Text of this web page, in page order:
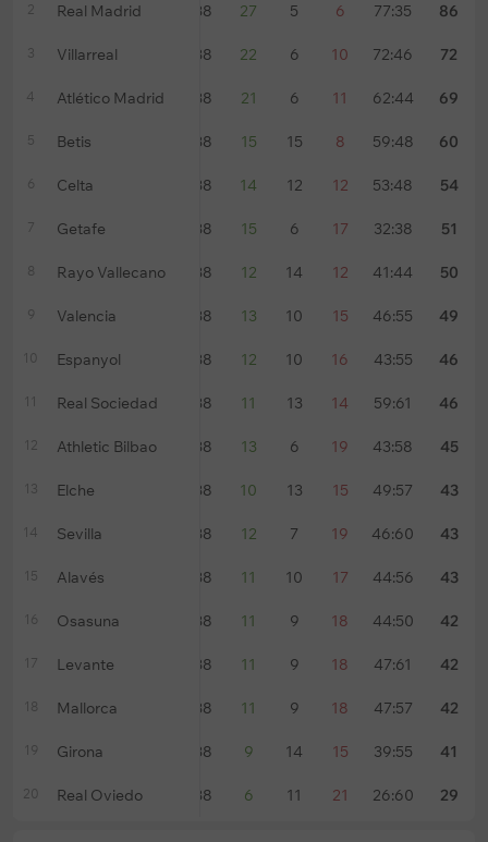
2 Real Madrid 38 27 5 6 77:35 86
3 Villarreal 38 22 6 10 72:46 72
4 Atlético Madrid 38 21 6 11 62:44 69
5 Betis 38 15 15 8 59:48 60
6 Celta 38 14 12 12 53:48 54
7 Getafe 38 15 6 17 32:38 51
8 Rayo Vallecano 38 12 14 12 41:44 50
9 Valencia 38 13 10 15 46:55 49
10 Espanyol 38 12 10 16 43:55 46
11 Real Sociedad 38 11 13 14 59:61 46
12 Athletic Bilbao 38 13 6 19 43:58 45
13 Elche 38 10 13 15 49:57 43
14 Sevilla 38 12 7 19 46:60 43
15 Alavés 38 11 10 17 44:56 43
16 Osasuna 38 11 9 18 44:50 42
17 Levante 38 11 9 18 47:61 42
18 Mallorca 38 11 9 18 47:57 42
19 Girona 38 9 14 15 39:55 41
20 Real Oviedo 38 6 11 21 26:60 29